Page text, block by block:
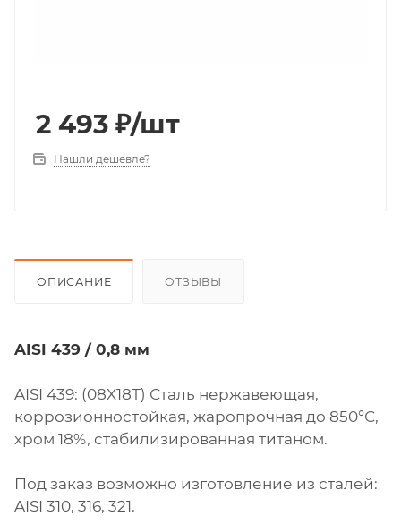
2 493 ₽/шт
Нашли дешевле?
ОПИСАНИЕ ОТЗЫВЫ
AISI 439 / 0,8 мм
AISI 439: (08X18Т) Сталь нержавеющая,
коррозионностойкая, жаропрочная до 850°С,
хром 18%, стабилизированная титаном.
Под заказ возможно изготовление из сталей:
AISI 310, 316, 321.